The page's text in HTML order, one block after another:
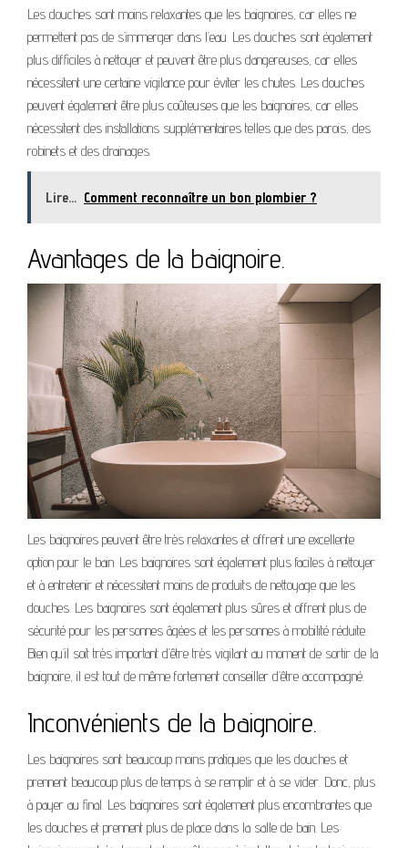
Les douches sont moins relaxantes que les baignoires, car elles ne
permettent pas de s’immerger dans l’eau. Les douches sont également
plus difficiles à nettoyer et peuvent être plus dangereuses, car elles
nécessitent une certaine vigilance pour éviter les chutes. Les douches
peuvent également être plus coûteuses que les baignoires, car elles
nécessitent des installations supplémentaires telles que des parois, des
robinets et des drainages.
Lire... Comment reconnaître un bon plombier ?
Avantages de la baignoire.
Les baignoires peuvent être très relaxantes et offrent une excellente
option pour le bain. Les baignoires sont également plus faciles à nettoyer
et à entretenir et nécessitent moins de produits de nettoyage que les
douches. Les baignoires sont également plus sûres et offrent plus de
sécurité pour les personnes âgées et les personnes à mobilité réduite.
Bien qu’il soit très important d’être très vigilant au moment de sortir de la
baignoire, il est tout de même fortement conseiller d’être accompagné.
Inconvénients de la baignoire.
Les baignoires sont beaucoup moins pratiques que les douches et
prennent beaucoup plus de temps à se remplir et à se vider. Donc, plus
à payer au final. Les baignoires sont également plus encombrantes que
les douches et prennent plus de place dans la salle de bain. Les